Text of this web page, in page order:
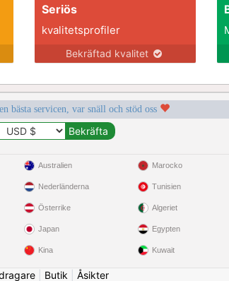
Seriös
kvalitetsprofiler
Bekräftad kvalitet
bästa servicen, var snäll och stöd oss
Australien
Nederländerna
Österrike
Japan
Kina
Marocko
Tunisien
Algeriet
Egypten
Kuwait
| Butik Åsikter